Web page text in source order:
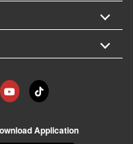
Application